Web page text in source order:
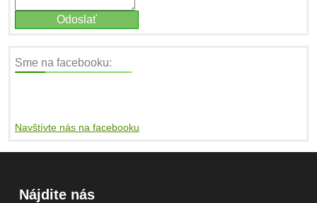
Sme na facebooku:
Navštívte nás na facebooku
Nájdite nás